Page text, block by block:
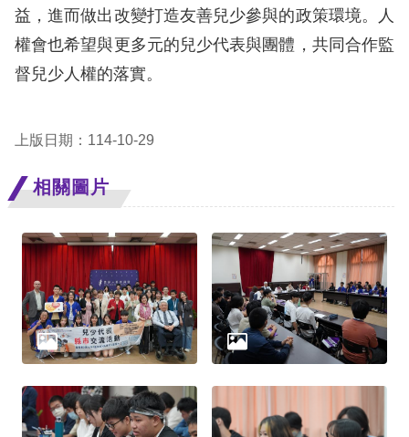
站
全
策
隱
私
權
保
護
益，進而做出改變打造友善兒少參與的政策環境。人
權會也希望與更多元的兒少代表與團體，共同合作監
督兒少人權的落實。
上版日期：114-10-29
相關圖片